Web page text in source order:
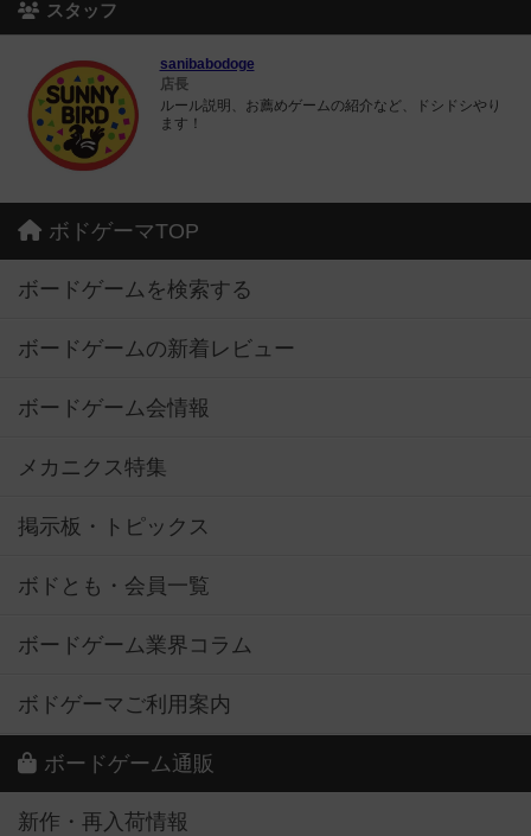
スタッフ
sanibabodoge
店長
ルール説明、お薦めゲームの紹介など、ドシドシやり
ます！
ボドゲーマTOP
ボードゲームを検索する
ボードゲームの新着レビュー
ボードゲーム会情報
メカニクス特集
掲示板・トピックス
ボドとも・会員一覧
ボードゲーム業界コラム
ボドゲーマご利用案内
ボードゲーム通販
新作・再入荷情報